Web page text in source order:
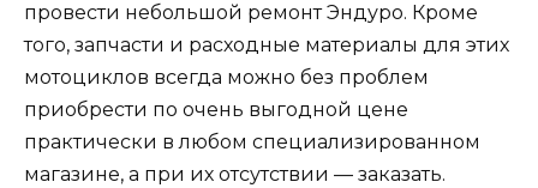
провести небольшой ремонт Эндуро. Кроме
того, запчасти и расходные материалы для этих
мотоциклов всегда можно без проблем
приобрести по очень выгодной цене
практически в любом специализированном
магазине, а при их отсутствии — заказать.